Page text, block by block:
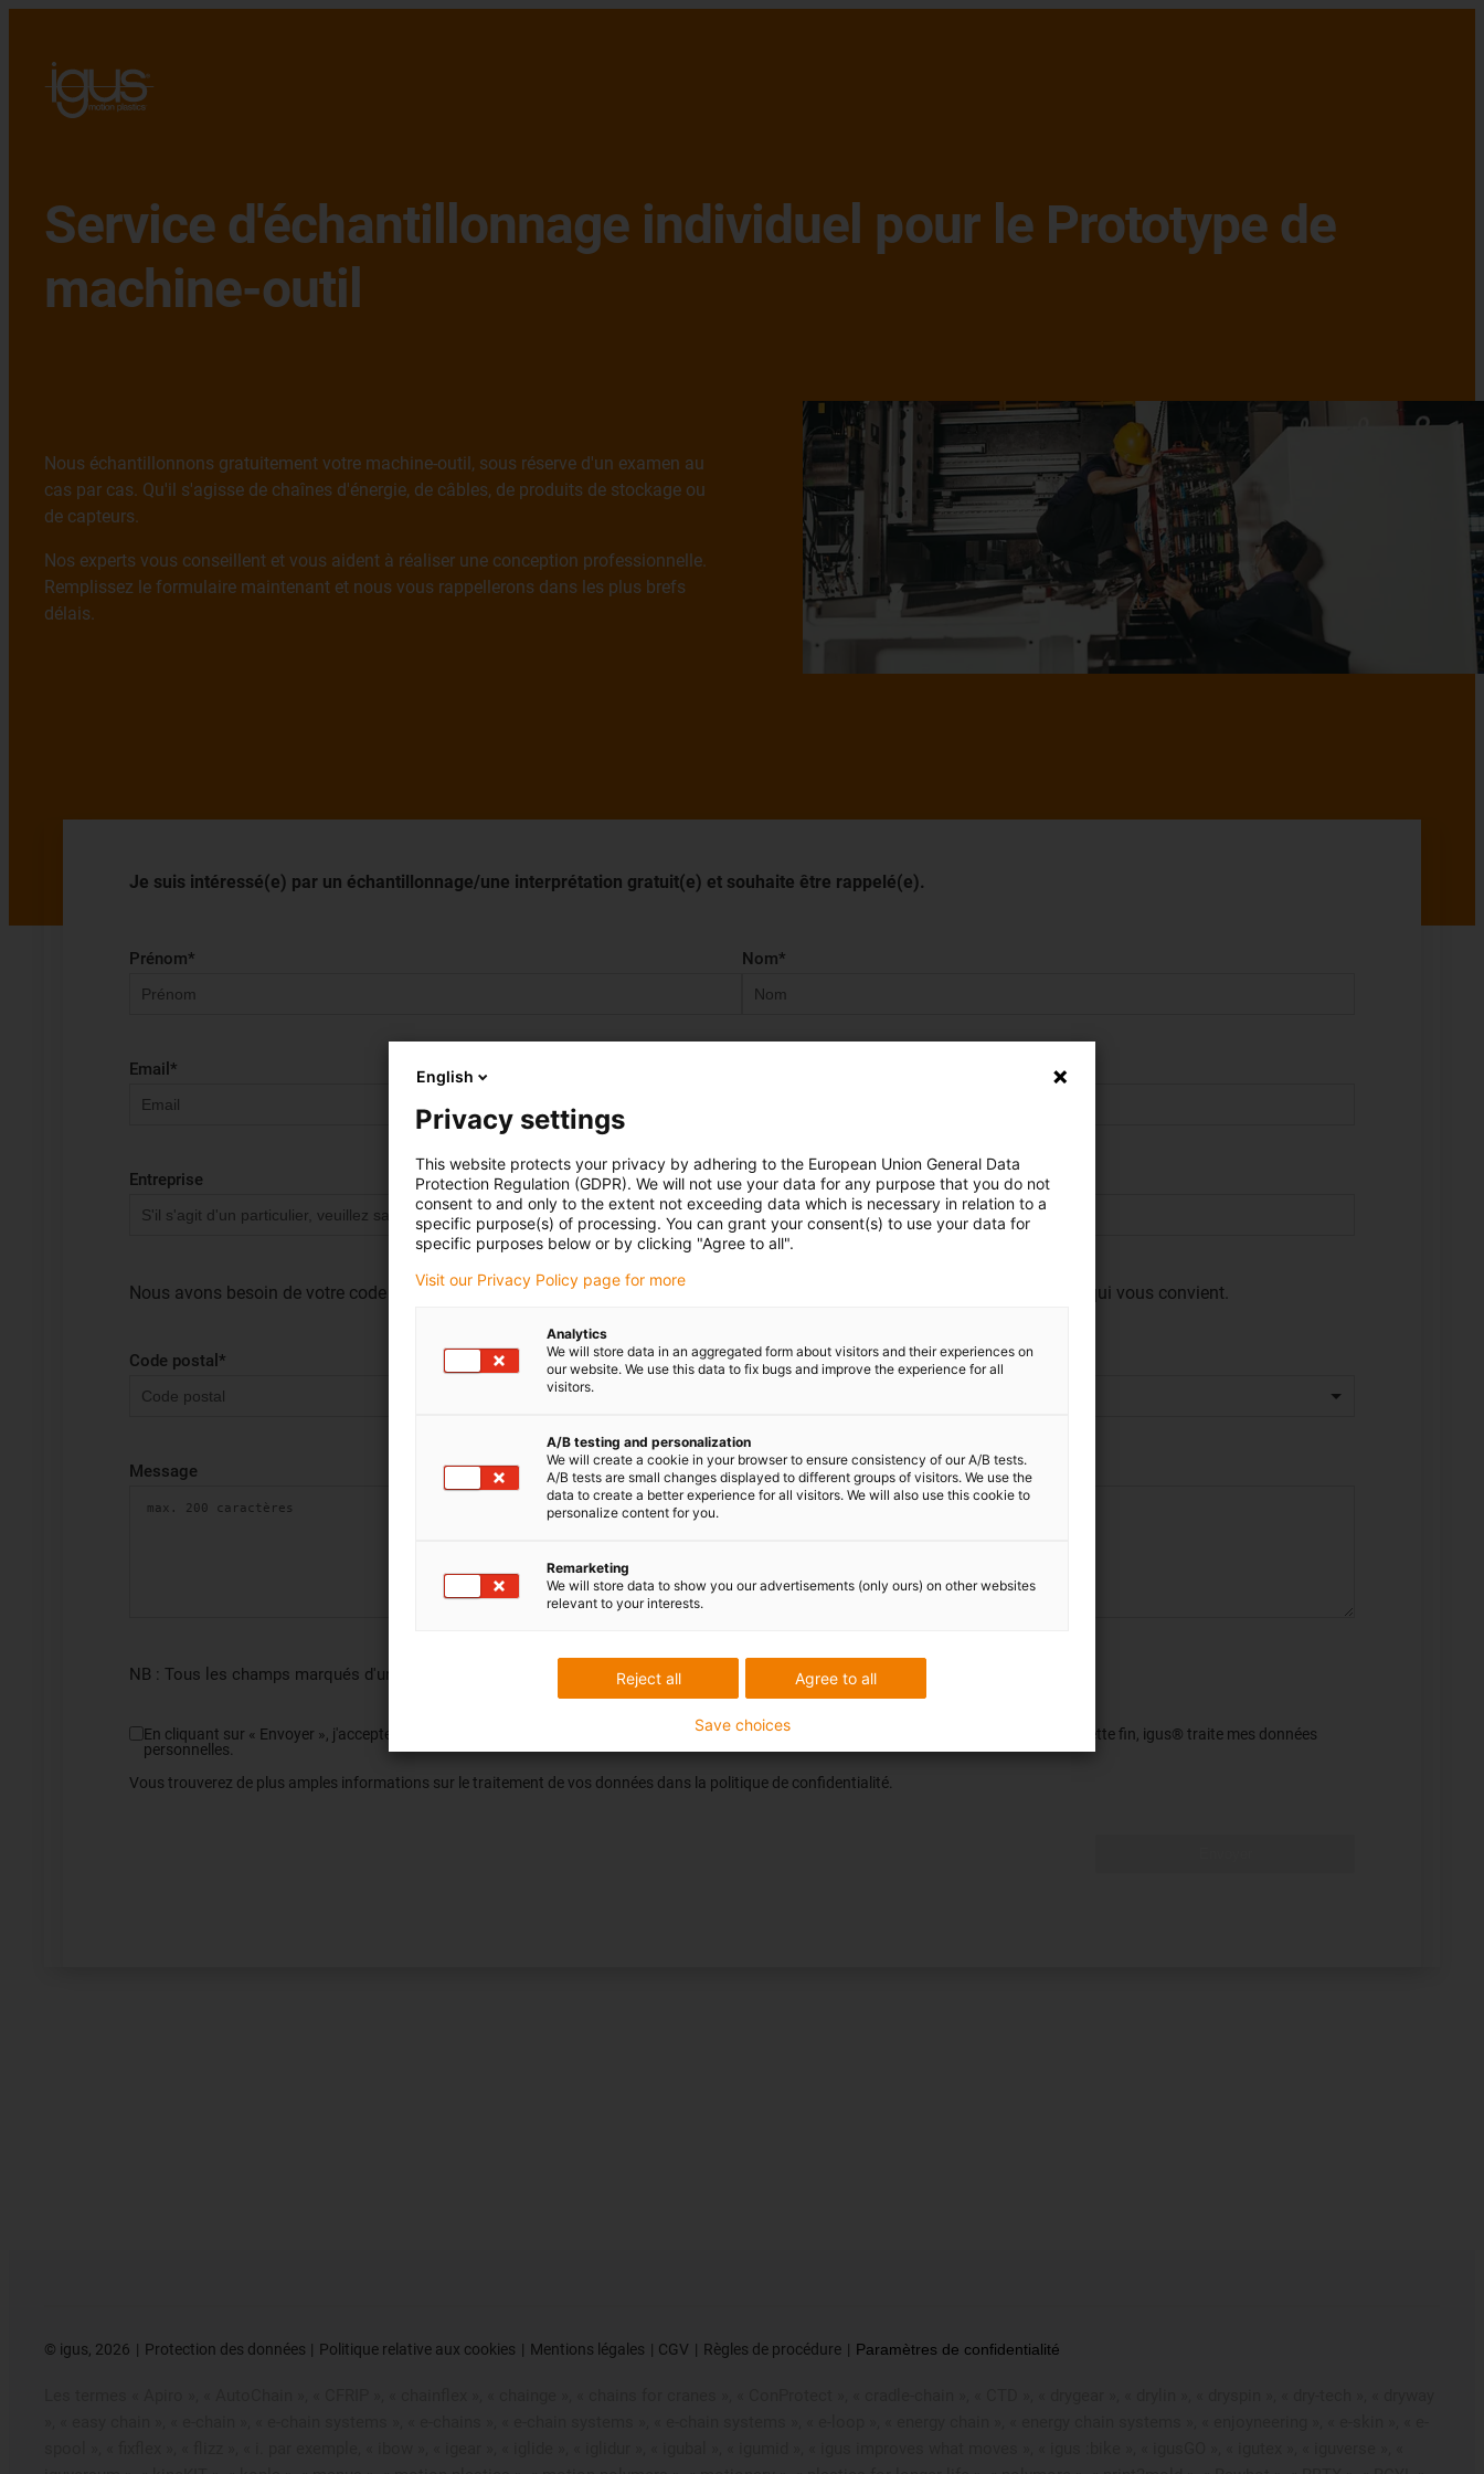
Service d'échantillonnage individuel pour le Prototype de
machine-outil
Nous échantillonnons gratuitement votre machine-outil, sous réserve d'un examen au
cas par cas. Qu'il s'agisse de chaînes d'énergie, de câbles, de produits de stockage ou
de capteurs.
Nos experts vous conseillent et vous aident à réaliser une conception professionnelle.
Remplissez le formulaire maintenant et nous vous rappellerons dans les plus brefs
délais.
Je suis intéressé(e) par un échantillonnage/une interprétation gratuit(e) et souhaite être rappelé(e).
Prénom* Nom*
Email *
Entreprise
Nous avons besoin de votre code postal et de votre pays afin d'attribuer clairement vos demandes à la personne de contact qui vous convient.
Code postal * Localisation *
Message
NB : Tous les champs marqués d'un astérisque (*) sont obligatoires.
En cliquant sur « Envoyer », j'accepte de recevoir des informations sur les produits et services que j'ai demandés et ce jusqu'à révocation. À cette fin, igus® traite mes données
personnelles.
Vous trouverez de plus amples informations sur le traitement de vos données dans la politique de confidentialité.
© igus, 2026 Protection des données Politique relative aux cookies Mentions légales CGV Règles de procédure Paramètres de confidentialité
English
Privacy settings
This website protects your privacy by adhering to the European Union General Data
Protection Regulation (GDPR). We will not use your data for any purpose that you do not
consent to and only to the extent not exceeding data which is necessary in relation to a
specific purpose(s) of processing. You can grant your consent(s) to use your data for
specific purposes below or by clicking "Agree to all".
Visit our Privacy Policy page for more
Analytics
We will store data in an aggregated form about visitors and their experiences on
our website. We use this data to fix bugs and improve the experience for all
visitors.
A/B testing and personalization
We will create a cookie in your browser to ensure consistency of our A/B tests.
A/B tests are small changes displayed to different groups of visitors. We use the
data to create a better experience for all visitors. We will also use this cookie to
personalize content for you.
Remarketing
We will store data to show you our advertisements (only ours) on other websites
relevant to your interests.
Agree to all
Reject all
Save choices